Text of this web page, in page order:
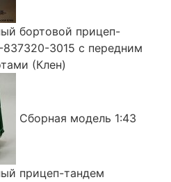
бортовой прицеп-
3015 с передним
(Клен)
Сборная модель 1:43
прицеп-тандем